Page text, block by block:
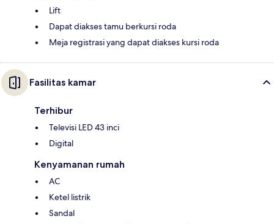
Lift
Dapat diakses tamu berkursi roda
Meja registrasi yang dapat diakses kursi roda
Fasilitas kamar
Terhibur
Televisi LED 43 inci
Digital
Kenyamanan rumah
AC
Ketel listrik
Sandal